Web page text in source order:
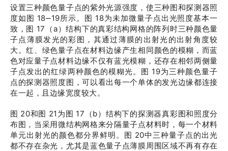
设置三种颜色量子点的紫外光源强度，使三种图和探测器照
度如图 18‒19所示。图 18为未加微量子点出光照度基本一
致，图 17（a）结构下的真彩结构网格的阵列时三种颜色量
子点薄膜发光的彩图，其通过薄膜的出射光的出射角度较
大。红、绿色量子点在材料边缘产生相同颜色的模糊，而蓝
色对应量子点材料边缘不仅有蓝光模糊，还存在相邻两侧量
子点发出的红绿两种颜色的模糊光。图 19为三种颜色量子
点的探测器照度图，可以看出每一个单体的发光边缘都连接
在一起，且边缘宽度较大。
图 20和图 21为图 17（b）结构下的探测器真彩图和照度分
布图，当采用微结构网格来分隔量子点材料时，每一个材料
单元出射光的颜色都分界鲜明。图 20中三种量子点的出光
都不存在杂光，尤其是蓝色量子点薄膜周围区域不再有存在